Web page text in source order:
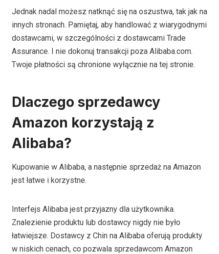
Jednak nadal możesz natknąć się na oszustwa, tak jak na
innych stronach. Pamiętaj, aby handlować z wiarygodnymi
dostawcami, w szczególności z dostawcami Trade
Assurance. I nie dokonuj transakcji poza Alibaba.com.
Twoje płatności są chronione wyłącznie na tej stronie.
Dlaczego sprzedawcy
Amazon korzystają z
Alibaba?
Kupowanie w Alibaba, a następnie sprzedaż na Amazon
jest łatwe i korzystne.
Interfejs Alibaba jest przyjazny dla użytkownika.
Znalezienie produktu lub dostawcy nigdy nie było
łatwiejsze. Dostawcy z Chin na Alibaba oferują produkty
w niskich cenach, co pozwala sprzedawcom Amazon